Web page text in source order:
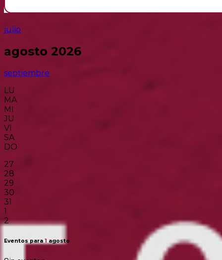
julio
agosto 2026
septiembre
LU
MA
MI
JU
VI
SA
DO
27
28
29
30
31
1
2
Eventos para1agosto